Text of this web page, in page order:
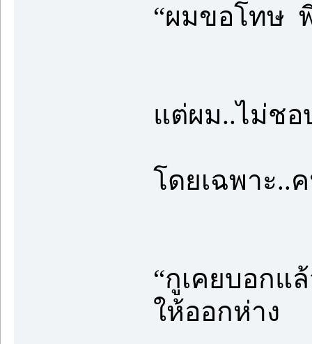
“ผมขอโทษ
แต่ผม..ไม่ชอ
โดยเฉพาะ..
“กูเคยบอกแ
ให้ออกห่าง